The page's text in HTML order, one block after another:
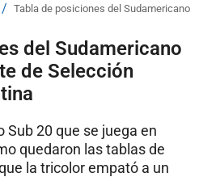
/ Tabla de posiciones del Sudamericano
del Sudamericano
de Selección
20 que se juega en
quedaron las tablas de
la tricolor empató a un